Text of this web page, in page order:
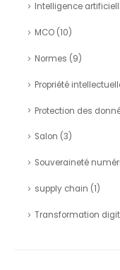
Intelligence
MCO(10)
Normes (9)
Propriété
Protection des
Salon (3)
Souveraineté
supply chain (1)
Transformation